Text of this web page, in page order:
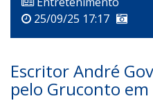
25/09/25 17:17
Escritor André
pelo Gruconto